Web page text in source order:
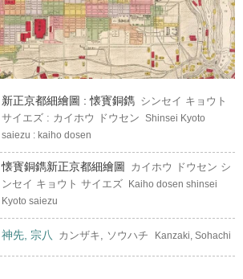
新正京都細繪圖 : 懐寳銅鐫
シンセイ キョウト
サイエズ : カイホウ ドウセン Shinsei Kyoto
saiezu : kaiho dosen
懐寳銅鐫新正京都細繪圖
カイホウ ドウセン シ
ンセイ キョウト サイエズ Kaiho dosen shinsei
Kyoto saiezu
神先, 宗八 カンザキ, ソウハチ Kanzaki, Sohachi